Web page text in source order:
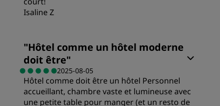
Isaline Z
Qualité/prix
Literie
"Hôtel comme un hôtel moderne
doit être"
2025-08-05
Hôtel comme doit être un hôtel Personnel
accueillant, chambre vaste et lumineuse avec
une petite table pour manger (et un resto de